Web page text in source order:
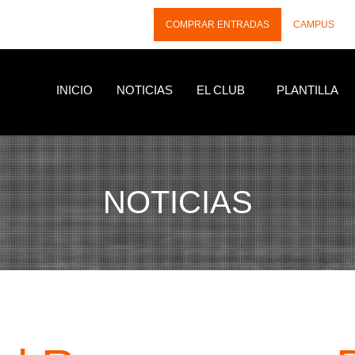
COMPRAR ENTRADAS CAMPUS
INICIO NOTICIAS EL CLUB PLANTILLA
NOTICIAS